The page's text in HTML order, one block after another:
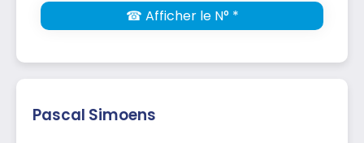
☎ Afficher le N° *
Pascal Simoens